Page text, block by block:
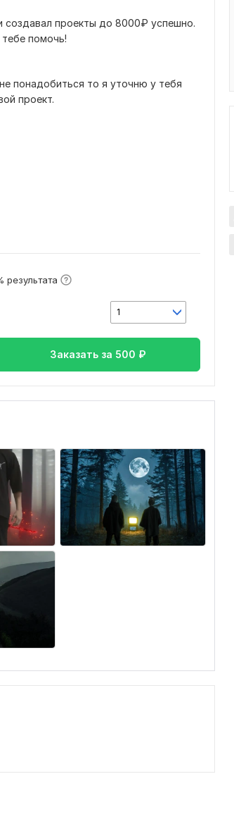
создавал проекты до 8000₽ успешно.
помочь!
понадобиться то я уточню у тебя
проект.
результата
1
Заказать за 500 ₽